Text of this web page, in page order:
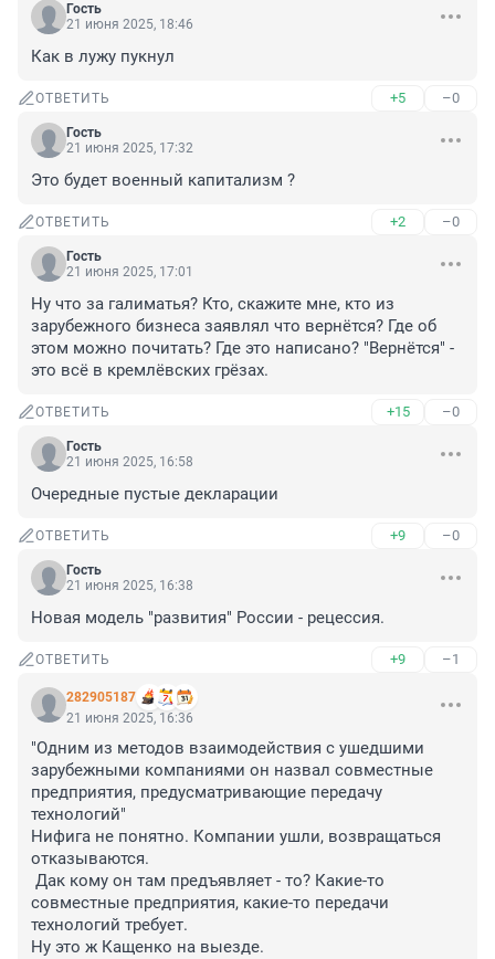
Гость
21 июня 2025, 18:46
Как в лужу пукнул
ОТВЕТИТЬ +5 –0
Гость
21 июня 2025, 17:32
Это будет военный капитализм ?
ОТВЕТИТЬ +2 –0
Гость
21 июня 2025, 17:01
Ну что за галиматья? Кто, скажите мне, кто из
зарубежного бизнеса заявлял что вернётся? Где об
этом можно почитать? Где это написано? "Вернётся" -
это всё в кремлёвских грёзах.
ОТВЕТИТЬ +15 –0
Гость
21 июня 2025, 16:58
Очередные пустые декларации
ОТВЕТИТЬ +9 –0
Гость
21 июня 2025, 16:38
Новая модель "развития" России - рецессия.
ОТВЕТИТЬ +9 –1
282905187
21 июня 2025, 16:36
"Одним из методов взаимодействия с ушедшими
зарубежными компаниями он назвал совместные
предприятия, предусматривающие передачу
технологий"
Нифига не понятно. Компании ушли, возвращаться
отказываются.
Дак кому он там предъявляет - то? Какие-то
совместные предприятия, какие-то передачи
технологий требует.
Ну это ж Кащенко на выезде.